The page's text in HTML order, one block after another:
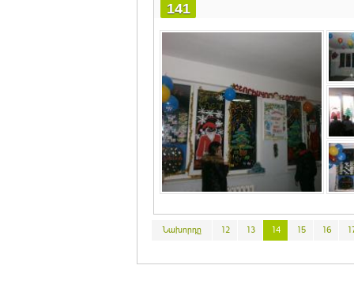
141
Նախորդը 12 13 14 15 16